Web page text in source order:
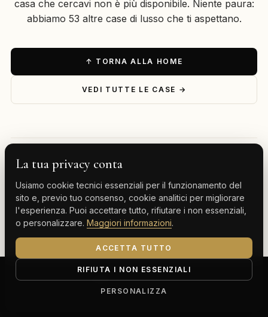
casa che cercavi non è più disponibile. Niente paura:
abbiamo 53 altre case di lusso che ti aspettano.
↑ TORNA ALLA HOME
VEDI TUTTE LE CASE →
— ESPLORA PER DESTINAZIONE
Milano Cervinia Tenerife Gran Canaria
Monte Carlo
Corso Buenos Aires 64, 20124 Milano (MI)
La tua privacy conta
Usiamo cookie tecnici essenziali per il funzionamento del
sito e, previo tuo consenso, cookie analitici per migliorare
l'esperienza. Puoi accettare tutto, rifiutare i non essenziali,
o personalizzare. Maggiori informazioni.
ACCETTA TUTTO
RIFIUTA I NON ESSENZIALI
PERSONALIZZA